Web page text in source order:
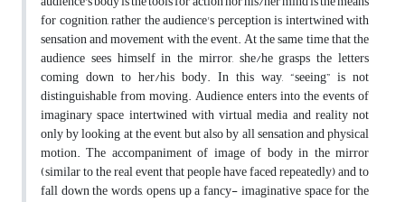
for cognition, rather the audience's perception is intertwined with
sensation and movement with the event. At the same time that the
audience sees himself in the mirror, she/he grasps the letters
coming down to her/his body. In this way, “seeing” is not
distinguishable from moving. Audience enters into the events of
imaginary space intertwined with virtual media and reality not
only by looking at the event, but also by all sensation and physical
motion. The accompaniment of image of body in the mirror
(similar to the real event that people have faced repeatedly) and to
fall down the words, opens up a fancy- imaginative space for the